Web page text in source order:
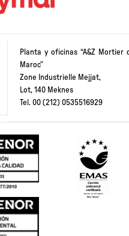
Planta y oficinas “A&Z Mortier
Maroc”
Zone Industrielle Mejjat,
Lot, 140 Meknes
Tel.00 (212) 0535516929